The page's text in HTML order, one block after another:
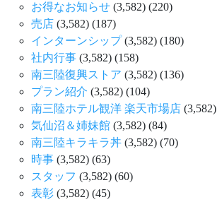
お得なお知らせ (3,582) (220)
売店 (3,582) (187)
インターンシップ(3,582) (180)
社内行事 (3,582) (158)
南三陸復興ストア (3,582) (136)
プラン紹介 (3,582) (104)
南三陸ホテル観洋 楽天市場店 (3,582)
気仙沼＆姉妹館 (3,582) (84)
南三陸キラキラ丼 (3,582) (70)
時事 (3,582) (63)
スタッフ (3,582) (60)
表彰 (3,582) (45)